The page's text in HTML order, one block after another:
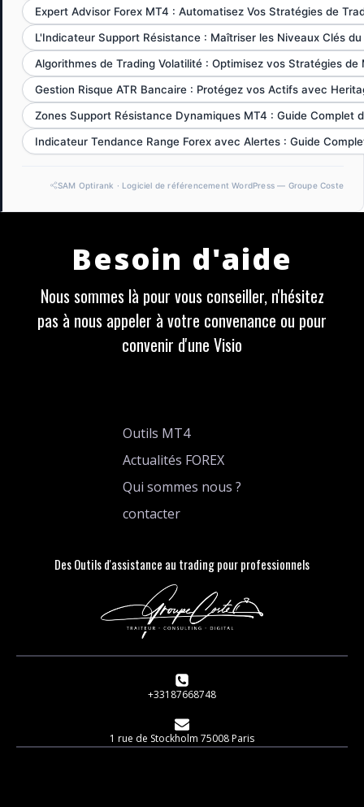
Expert Advisor Forex MT4 : Automatisez Vos Stratégies de
L'Indicateur Support Résistance : Maîtriser les Niveaux Clés
Algorithmes de Trading Volatilité : Optimisez vos Stratégies de
Gestion Risque ATR Bancaire : Protégez vos Actifs avec
Zones Support Résistance Dynamiques MT4 : Guide Complet
Indicateur Tendance Range Forex avec Alertes : Guide
SAM Optirank · Logiciel de référencement WordPress — Groupe Coste
Besoin d'aide
Nous sommes là pour vous conseiller, n'hésitez
pas à nous appeler à votre convenance ou pour
convenir d'une Visio
Outils MT4
Actualités FOREX
Qui sommes nous ?
contacter
Des Outils d'assistance au trading pour professionnels
+33187668748
1 rue de Stockholm 75008 Paris